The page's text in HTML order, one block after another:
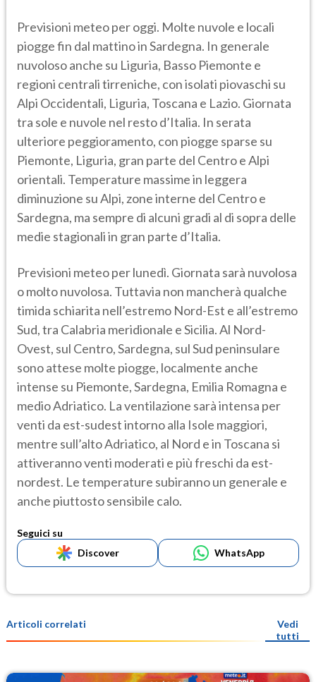
Previsioni meteo per oggi. Molte nuvole e locali
piogge fin dal mattino in Sardegna. In generale
nuvoloso anche su Liguria, Basso Piemonte e
regioni centrali tirreniche, con isolati piovaschi su
Alpi Occidentali, Liguria, Toscana e Lazio. Giornata
tra sole e nuvole nel resto d’Italia. In serata
ulteriore peggioramento, con piogge sparse su
Piemonte, Liguria, gran parte del Centro e Alpi
orientali. Temperature massime in leggera
diminuzione su Alpi, zone interne del Centro e
Sardegna, ma sempre di alcuni gradi al di sopra delle
medie stagionali in gran parte d’Italia.
Previsioni meteo per lunedì. Giornata sarà nuvolosa
o molto nuvolosa. Tuttavia non mancherà qualche
timida schiarita nell’estremo Nord-Est e all’estremo
Sud, tra Calabria meridionale e Sicilia. Al Nord-
Ovest, sul Centro, Sardegna, sul Sud peninsulare
sono attese molte piogge, localmente anche
intense su Piemonte, Sardegna, Emilia Romagna e
medio Adriatico. La ventilazione sarà intensa per
venti da est-sudest intorno alla Isole maggiori,
mentre sull’alto Adriatico, al Nord e in Toscana si
attiveranno venti moderati e più freschi da est-
nordest. Le temperature subiranno un generale e
anche piuttosto sensibile calo.
Seguici su
Discover
WhatsApp
Articoli correlati
Vedi
tutti